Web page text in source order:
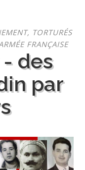
TORTURÉS
FRANÇAISE
des
par